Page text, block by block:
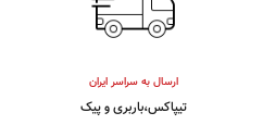
ارسال به سراسر ایران
تیپاکس،باربری و پیک